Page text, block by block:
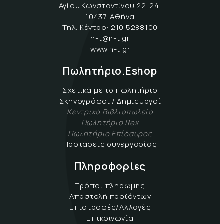
Αγίου Κωνσταντίνου 22-24,
10437, Αθήνα
Τηλ. Κέντρο: 210 5288100
n-t@n-t.gr
www.n-t.gr
Πωλητήριο.Eshop
Σχετικά με το πωλητήριο
Σκηνογράφοι / Δημιουργοί
Κεντρικό Βιβλιοπωλείο
Πωλητήριο Rex
Πωλητήριο Επίδαυρος
Προτάσεις συνεργασίας
Πληροφορίες
Τρόποι πληρωμής
Αποστολή προϊόντων
Επιστροφές/Αλλαγές
Επικοινωνία